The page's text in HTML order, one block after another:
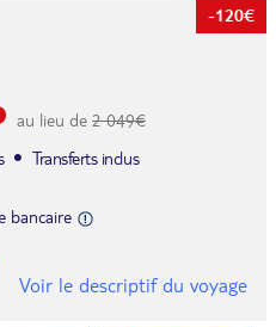
-120€
au lieu de 2 049€
Transferts inclus
bancaire
Voir le descriptif du voyage